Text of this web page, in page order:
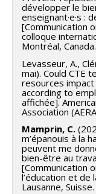
développer le
enseignant·e·s :
[Communication
colloque
Montréal, Canada.
Levasseur, A.,
mai). Could CTE
resources
according to
affichée].
Association
Mamprin, C.
m’épanouis à la
peuvent me
bien-être au
[Communication
l’éducation et de
Lausanne, Suisse.